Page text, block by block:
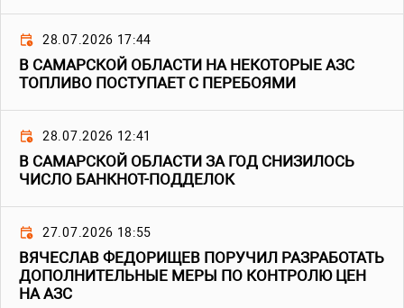
28.07.2026 17:44
В САМАРСКОЙ ОБЛАСТИ НА НЕКОТОРЫЕ АЗС
ТОПЛИВО ПОСТУПАЕТ С ПЕРЕБОЯМИ
28.07.2026 12:41
В САМАРСКОЙ ОБЛАСТИ ЗА ГОД СНИЗИЛОСЬ
ЧИСЛО БАНКНОТ-ПОДДЕЛОК
27.07.2026 18:55
ВЯЧЕСЛАВ ФЕДОРИЩЕВ ПОРУЧИЛ РАЗРАБОТАТЬ
ДОПОЛНИТЕЛЬНЫЕ МЕРЫ ПО КОНТРОЛЮ ЦЕН
НА АЗС